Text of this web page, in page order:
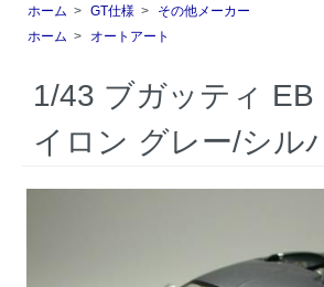
ホーム > GT仕様 >
その他メーカー
ホーム > オートアート
1/43 ブガッティ EB
イロン グレー/シル